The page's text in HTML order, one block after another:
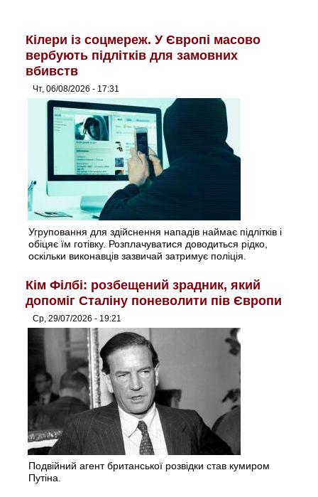
Кілери із соцмереж. У Європі масово
вербують підлітків для замовних
вбивств
Чт, 06/08/2026 - 17:31
Угруповання для здійснення нападів наймає підлітків і
обіцяє їм готівку. Розплачуватися доводиться рідко,
оскільки виконавців зазвичай затримує поліція.
Кім Філбі: розбещений зрадник, який
допоміг Сталіну поневолити пів Європи
Ср, 29/07/2026 - 19:21
Подвійний агент британської розвідки став кумиром
Путіна.